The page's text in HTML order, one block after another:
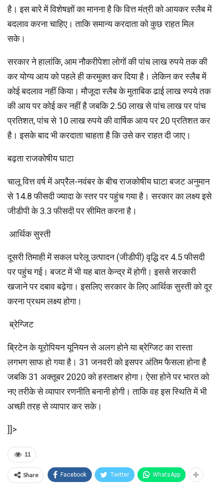
है। इस बारे में विशेषज्ञों का मानना है कि वित्त मंत्री को आयकर स्लैब में
बदलाव करना चाहिए। ताकि समान्‍य करदाता को कुछ राहत मिल
सके।
सरकार ने हालांकि, आम नौकरीपेशा लोगों की पांच लाख रुपये तक की
कर योग्य आय को पहले ही करमुक्त कर दिया है। लेकिन कर स्लैब में
कोई बदलाव नहीं किया। मौजूदा स्लैब के मुताबिक ढाई लाख रुपये तक
की आय पर कोई कर नहीं है जबकि 2.50 लाख से पांच लाख पर पांच
प्रतिशत, पांच से 10 लाख रुपये की वार्षिक आय पर 20 प्रतिशत कर
है। इसके बाद भी करदाता चाहता है कि उसे कर राहत दी जाए।
बढ़ता राजकोषीय घाटा
चालू वित्त वर्ष में अप्रैल-नवंबर के बीच राजकोषीय घाटा बजट अनुमान
से 14.8 फीसदी ज्यादा के स्तर पर पहुंच गया है। सरकार का लक्ष्य इसे
जीडीपी के 3.3 फीसदी पर सीमित करना है।
आर्थिक सुस्ती
दूसरी तिमाही में सकल घरेलू उत्पादन (जीडीपी) वृद्धि दर 4.5 फीसदी
पर पहुंच गई। बजट में भी यह बात केन्द्र में होगी। इससे सरकारी
खजाने पर दबाव बढ़ेगा। इसलिए सरकार के लिए आर्थिक सुस्‍ती को दूर
करना प्रथम लक्ष्‍य होगा।
ब्रेग्जिट
ब्रिटेन के यूरोपियन यूनियन से अलग होने या ब्रेग्जिट का रास्ता
लगभग साफ हो गया है। 31 जनवरी को इसपर अंतिम फैसला होना है
जबकि 31 अक्तूबर 2020 को हस्ताक्षर होगा। ऐसा होने पर भारत को
नए तरीके से व्यापार रणनीति बनानी होगी। ताकि वह इस स्थि‍ति में भी
अच्‍छी तरह से व्‍यापार कर सके।
]]>
11
Share Facebook Twitter WhatsApp